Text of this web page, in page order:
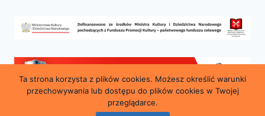
Ta strona korzysta z plików cookies. Możesz określić warunki
przechowywania lub dostępu do plików cookies w Twojej
przeglądarce.